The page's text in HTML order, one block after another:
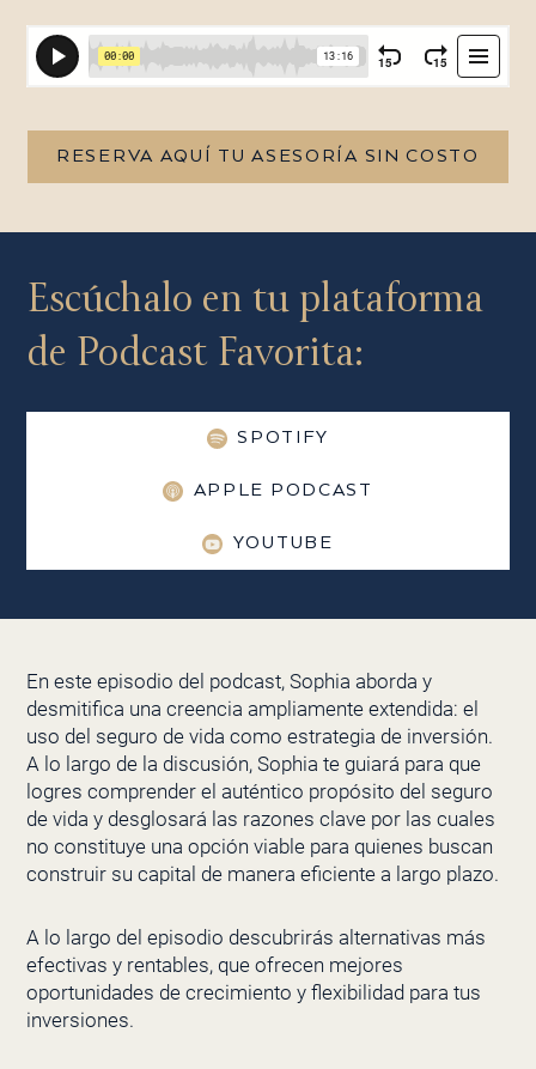
RESERVA AQUÍ TU ASESORÍA SIN COSTO
Escúchalo en tu plataforma
de Podcast Favorita:
SPOTIFY
APPLE PODCAST
YOUTUBE
En este episodio del podcast, Sophia aborda y
desmitifica una creencia ampliamente extendida: el
uso del seguro de vida como estrategia de inversión.
A lo largo de la discusión, Sophia te guiará para que
logres comprender el auténtico propósito del seguro
de vida y desglosará las razones clave por las cuales
no constituye una opción viable para quienes buscan
construir su capital de manera eficiente a largo plazo.
A lo largo del episodio descubrirás alternativas más
efectivas y rentables, que ofrecen mejores
oportunidades de crecimiento y flexibilidad para tus
inversiones.